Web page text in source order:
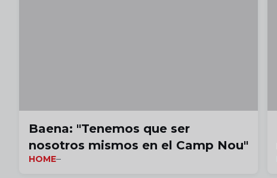
Baena: "Tenemos que ser
nosotros mismos en el Camp Nou"
HOME